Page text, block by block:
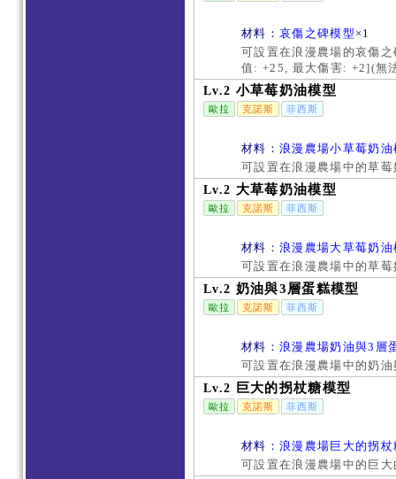
材料： 哀傷之碑模型 ×1
可設置在浪漫農場的哀傷
值: +25, 最大傷害: +2](無
Lv.2 小草莓奶油模型
歐拉 克諾斯 菲西斯
材料： 浪漫農場小草莓奶油
可設置在浪漫農場中的草
Lv.2 大草莓奶油模型
歐拉 克諾斯 菲西斯
材料： 浪漫農場大草莓奶油
可設置在浪漫農場中的草
Lv.2 奶油與3層蛋糕模型
歐拉 克諾斯 菲西斯
材料： 浪漫農場奶油與3層
可設置在浪漫農場中的奶
Lv.2
巨大的拐杖糖模型
歐拉 克諾斯 菲西斯
材料： 浪漫農場巨大的拐
可設置在浪漫農場中的巨